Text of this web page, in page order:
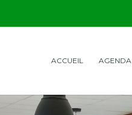
ACCUEIL AGENDA